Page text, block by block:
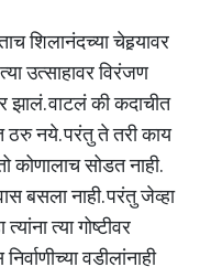
चेहर्‍यावर
उत्साहावर विरंजण
झालं. वाटलं की कदाचीत
नये. परंतु ते तरी काय
कोणालाच सोडत नाही.
बसला नाही. परंतु जेव्हा
त्या गोष्टीवर
वडीलांनाही